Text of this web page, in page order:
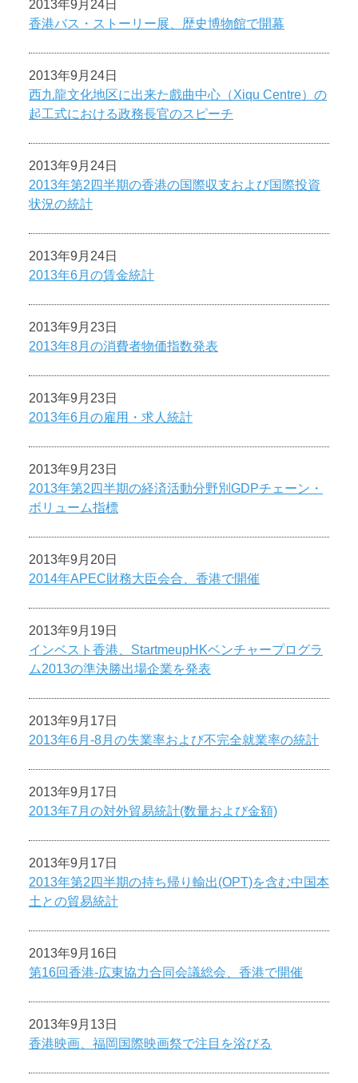
2013年9月24日
香港バス・ストーリー展、歴史博物館で開幕
2013年9月24日
西九龍文化地区に出来た戲曲中心（Xiqu Centre）の
起工式における政務長官のスピーチ
2013年9月24日
2013年第2四半期の香港の国際収支および国際投資
状況の統計
2013年9月24日
2013年6月の賃金統計
2013年9月23日
2013年8月の消費者物価指数発表
2013年9月23日
2013年6月の雇用・求人統計
2013年9月23日
2013年第2四半期の経済活動分野別GDPチェーン・
ボリューム指標
2013年9月20日
2014年APEC財務大臣会合、香港で開催
2013年9月19日
インベスト香港、StartmeupHKベンチャープログラ
ム2013の準決勝出場企業を発表
2013年9月17日
2013年6月-8月の失業率および不完全就業率の統計
2013年9月17日
2013年7月の対外貿易統計(数量および金額)
2013年9月17日
2013年第2四半期の持ち帰り輸出(OPT)を含む中国本
土との貿易統計
2013年9月16日
第16回香港-広東協力合同会議総会、香港で開催
2013年9月13日
香港映画、福岡国際映画祭で注目を浴びる